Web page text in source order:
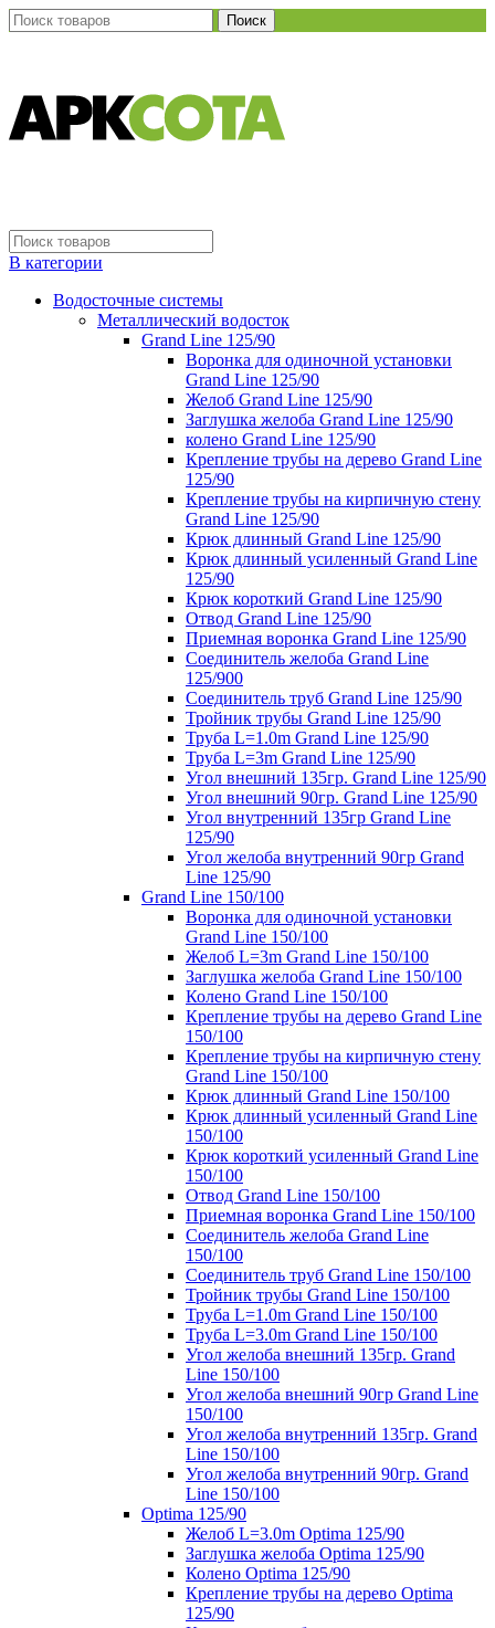
Поиск
В категории
Водосточные системы
Металлический водосток
Grand Line 125/90
Воронка для одиночной установки
Grand Line 125/90
Желоб Grand Line 125/90
Заглушка желоба Grand Line 125/90
колено Grand Line 125/90
Крепление трубы на дерево Grand Line
125/90
Крепление трубы на кирпичную стену
Grand Line 125/90
Крюк длинный Grand Line 125/90
Крюк длинный усиленный Grand Line
125/90
Крюк короткий Grand Line 125/90
Отвод Grand Line 125/90
Приемная воронка Grand Line 125/90
Соединитель желоба Grand Line
125/900
Соединитель труб Grand Line 125/90
Тройник трубы Grand Line 125/90
Труба L=1.0m Grand Line 125/90
Труба L=3m Grand Line 125/90
Угол внешний 135гр. Grand Line 125/90
Угол внешний 90гр. Grand Line 125/90
Угол внутренний 135гр Grand Line
125/90
Угол желоба внутренний 90гр Grand
Line 125/90
Grand Line 150/100
Воронка для одиночной установки
Grand Line 150/100
Желоб L=3m Grand Line 150/100
Заглушка желоба Grand Line 150/100
Колено Grand Line 150/100
Крепление трубы на дерево Grand Line
150/100
Крепление трубы на кирпичную стену
Grand Line 150/100
Крюк длинный Grand Line 150/100
Крюк длинный усиленный Grand Line
150/100
Крюк короткий усиленный Grand Line
150/100
Отвод Grand Line 150/100
Приемная воронка Grand Line 150/100
Соединитель желоба Grand Line
150/100
Соединитель труб Grand Line 150/100
Тройник трубы Grand Line 150/100
Труба L=1.0m Grand Line 150/100
Труба L=3.0m Grand Line 150/100
Угол желоба внешний 135гр. Grand
Line 150/100
Угол желоба внешний 90гр Grand Line
150/100
Угол желоба внутренний 135гр. Grand
Line 150/100
Угол желоба внутренний 90гр. Grand
Line 150/100
Optima 125/90
Желоб L=3.0m Optima 125/90
Заглушка желоба Optima 125/90
Колено Optima 125/90
Крепление трубы на дерево Optima
125/90